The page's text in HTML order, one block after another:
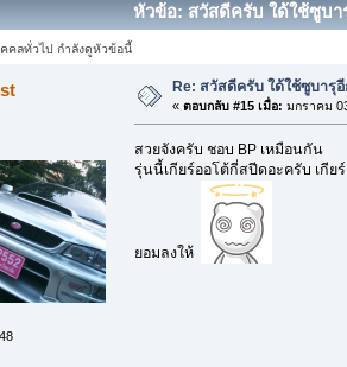
หัวข้อ: สวัสดีครับ ใด้ใช้ซูบ
คลทั่วไป กำลังดูหัวข้อนี้
Re: สวัสดีครับ ใด้ใช้ซูบารุ
« ตอบกลับ #15 เมื่อ: มกราคม
สวยจังครับ ชอบ BP เหมือนกัน
รุ่นนี้เกียร์ออโต้กี่สปีดอะครับ เกีย
ยอมลงให้